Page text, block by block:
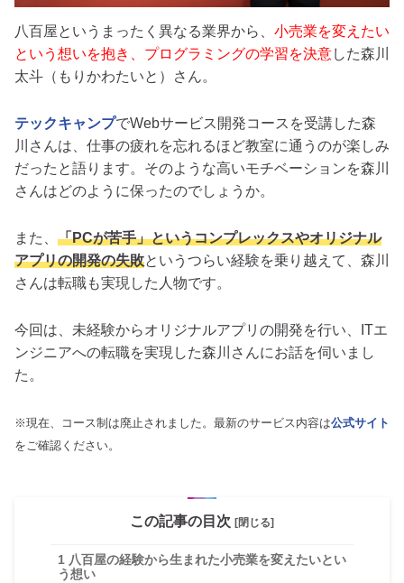
八百屋というまったく異なる業界から、 小売業を変えたい
という想いを抱き、プログラミングの学習を決意した森川
太斗（もりかわたいと）さん。
テックキャンプでWebサービス開発コースを受講した森
川さんは、仕事の疲れを忘れるほど教室に通うのが楽しみ
だったと語ります。そのような高いモチベーションを森川
さんはどのように保ったのでしょうか。
また、 「PCが苦手」というコンプレックスやオリジナル
アプリの開発の失敗というつらい経験を乗り越えて、森川
さんは転職も実現した人物です。
今回は、未経験からオリジナルアプリの開発を行い、ITエ
ンジニアへの転職を実現した森川さんにお話を伺いまし
た。
※現在、 コース制は廃止されました。最新のサービス内容は公式サイト
をご確認ください。
この記事の目次 [閉じる]
1 八百屋の経験から生まれた小売業を変えたいとい
う想い